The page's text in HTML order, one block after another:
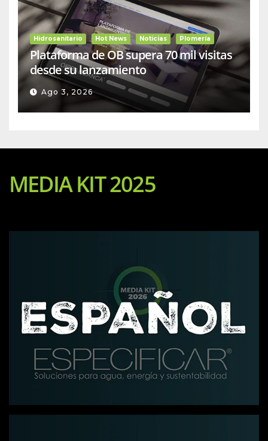
Hidrosanitario Hot News Noticias Plomería
Plataforma de OB supera 70 mil visitas
desde su lanzamiento
Ago 3, 2026
MEDIA KIT 2025